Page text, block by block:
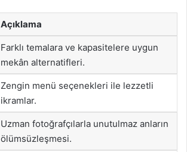
Açıklama
Farklı temalara ve kapasitelere uygun
mekân alternatifleri.
Zengin menü seçenekleri ile lezzetli
ikramlar.
Uzman fotoğrafçılarla unutulmaz anların
ölümsüzleşmesi.